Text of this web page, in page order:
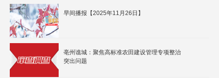
早间播报【2025年11月26日】
亳州谯城：聚焦高标准农田建设管理专项整治
突出问题